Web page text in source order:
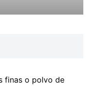
finas o polvo de